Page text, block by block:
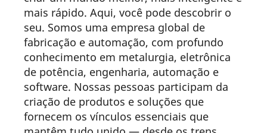
mais rápido. Aqui, você pode descobrir o
seu. Somos uma empresa global de
fabricação e automação, com profundo
conhecimento em metalurgia, eletrônica
de potência, engenharia, automação e
software. Nossas pessoas participam da
criação de produtos e soluções que
fornecem os vínculos essenciais que